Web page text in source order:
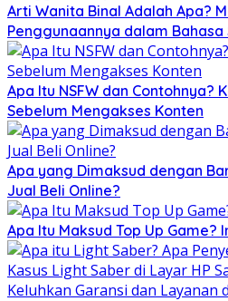
Arti Wanita Binal Adalah Apa?
Penggunaannya dalam
Apa Itu NSFW dan Contohnya?
Sebelum Mengakses Konten
Apa yang Dimaksud dengan
Jual Beli Online?
Apa Itu Maksud Top Up Game?